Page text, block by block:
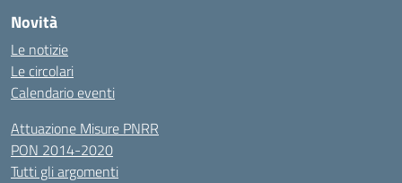
Novità
Le notizie
Le circolari
Calendario eventi
Attuazione Misure PNRR
PON 2014-2020
Tutti gli argomenti